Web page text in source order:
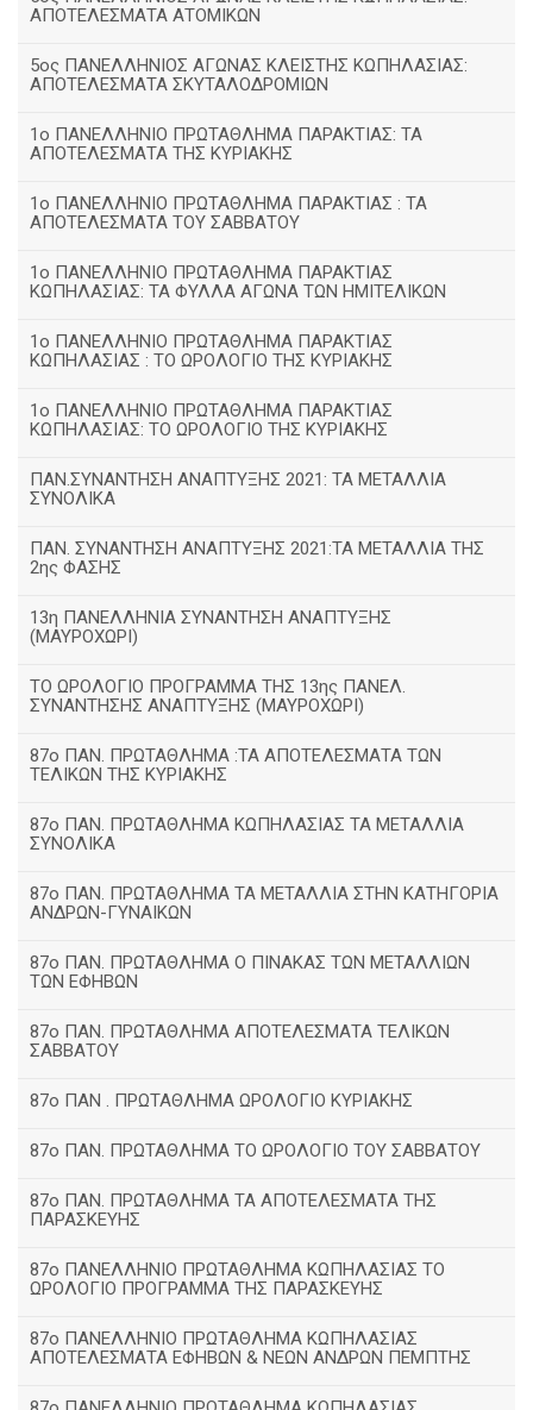
ΑΠΟΤΕΛΕΣΜΑΤΑ ΑΤΟΜΙΚΩΝ
5ος ΠΑΝΕΛΛΗΝΙΟΣ ΑΓΩΝΑΣ ΚΛΕΙΣΤΗΣ ΚΩΠΗΛΑΣΙΑΣ:
ΑΠΟΤΕΛΕΣΜΑΤΑ ΣΚΥΤΑΛΟΔΡΟΜΙΩΝ
1ο ΠΑΝΕΛΛΗΝΙΟ ΠΡΩΤΑΘΛΗΜΑ ΠΑΡΑΚΤΙΑΣ: ΤΑ
ΑΠΟΤΕΛΕΣΜΑΤΑ ΤΗΣ ΚΥΡΙΑΚΗΣ
1ο ΠΑΝΕΛΛΗΝΙΟ ΠΡΩΤΑΘΛΗΜΑ ΠΑΡΑΚΤΙΑΣ : ΤΑ
ΑΠΟΤΕΛΕΣΜΑΤΑ ΤΟΥ ΣΑΒΒΑΤΟΥ
1ο ΠΑΝΕΛΛΗΝΙΟ ΠΡΩΤΑΘΛΗΜΑ ΠΑΡΑΚΤΙΑΣ
ΚΩΠΗΛΑΣΙΑΣ: ΤΑ ΦΥΛΛΑ ΑΓΩΝΑ ΤΩΝ ΗΜΙΤΕΛΙΚΩΝ
1ο ΠΑΝΕΛΛΗΝΙΟ ΠΡΩΤΑΘΛΗΜΑ ΠΑΡΑΚΤΙΑΣ
ΚΩΠΗΛΑΣΙΑΣ : ΤΟ ΩΡΟΛΟΓΙΟ ΤΗΣ ΚΥΡΙΑΚΗΣ
1o ΠΑΝΕΛΛΗΝΙΟ ΠΡΩΤΑΘΛΗΜΑ ΠΑΡΑΚΤΙΑΣ
ΚΩΠΗΛΑΣΙΑΣ: ΤΟ ΩΡΟΛΟΓΙΟ ΤΗΣ ΚΥΡΙΑΚΗΣ
ΠΑΝ.ΣΥΝΑΝΤΗΣΗ ΑΝΑΠΤΥΞΗΣ 2021: ΤΑ ΜΕΤΑΛΛΙΑ
ΣΥΝΟΛΙΚΑ
ΠΑΝ. ΣΥΝΑΝΤΗΣΗ ΑΝΑΠΤΥΞΗΣ 2021:ΤΑ ΜΕΤΑΛΛΙΑ ΤΗΣ
2ης ΦΑΣΗΣ
13η ΠΑΝΕΛΛΗΝΙΑ ΣΥΝΑΝΤΗΣΗ ΑΝΑΠΤΥΞΗΣ
(ΜΑΥΡΟΧΩΡΙ)
ΤΟ ΩΡΟΛΟΓΙΟ ΠΡΟΓΡΑΜΜΑ ΤΗΣ 13ης ΠΑΝΕΛ.
ΣΥΝΑΝΤΗΣΗΣ ΑΝΑΠΤΥΞΗΣ (ΜΑΥΡΟΧΩΡΙ)
87ο ΠΑΝ. ΠΡΩΤΑΘΛΗΜΑ :ΤΑ ΑΠΟΤΕΛΕΣΜΑΤΑ ΤΩΝ
ΤΕΛΙΚΩΝ ΤΗΣ ΚΥΡΙΑΚΗΣ
87ο ΠΑΝ. ΠΡΩΤΑΘΛΗΜΑ ΚΩΠΗΛΑΣΙΑΣ ΤΑ ΜΕΤΑΛΛΙΑ
ΣΥΝΟΛΙΚΑ
87ο ΠΑΝ. ΠΡΩΤΑΘΛΗΜΑ ΤΑ ΜΕΤΑΛΛΙΑ ΣΤΗΝ ΚΑΤΗΓΟΡΙΑ
ΑΝΔΡΩΝ-ΓΥΝΑΙΚΩΝ
87ο ΠΑΝ. ΠΡΩΤΑΘΛΗΜΑ Ο ΠΙΝΑΚΑΣ ΤΩΝ ΜΕΤΑΛΛΙΩΝ
ΤΩΝ ΕΦΗΒΩΝ
87ο ΠΑΝ. ΠΡΩΤΑΘΛΗΜΑ ΑΠΟΤΕΛΕΣΜΑΤΑ ΤΕΛΙΚΩΝ
ΣΑΒΒΑΤΟΥ
87ο ΠΑΝ . ΠΡΩΤΑΘΛΗΜΑ ΩΡΟΛΟΓΙΟ ΚΥΡΙΑΚΗΣ
87ο ΠΑΝ. ΠΡΩΤΑΘΛΗΜΑ ΤΟ ΩΡΟΛΟΓΙΟ ΤΟΥ ΣΑΒΒΑΤΟΥ
87ο ΠΑΝ. ΠΡΩΤΑΘΛΗΜΑ ΤΑ ΑΠΟΤΕΛΕΣΜΑΤΑ ΤΗΣ
ΠΑΡΑΣΚΕΥΗΣ
87ο ΠΑΝΕΛΛΗΝΙΟ ΠΡΩΤΑΘΛΗΜΑ ΚΩΠΗΛΑΣΙΑΣ ΤΟ
ΩΡΟΛΟΓΙΟ ΠΡΟΓΡΑΜΜΑ ΤΗΣ ΠΑΡΑΣΚΕΥΗΣ
87ο ΠΑΝΕΛΛΗΝΙΟ ΠΡΩΤΑΘΛΗΜΑ ΚΩΠΗΛΑΣΙΑΣ
ΑΠΟΤΕΛΕΣΜΑΤΑ ΕΦΗΒΩΝ & ΝΕΩΝ ΑΝΔΡΩΝ ΠΕΜΠΤΗΣ